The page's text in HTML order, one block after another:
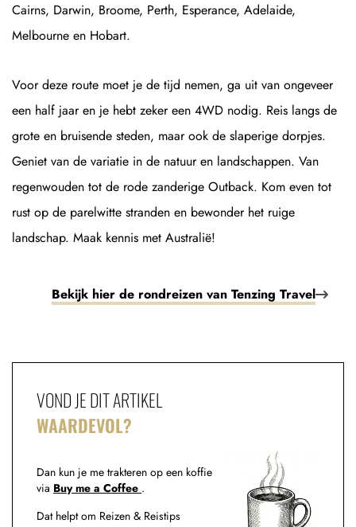
Cairns, Darwin, Broome, Perth, Esperance, Adelaide,
Melbourne en Hobart.
Voor deze route moet je de tijd nemen, ga uit van ongeveer
een half jaar en je hebt zeker een 4WD nodig. Reis langs de
grote en bruisende steden, maar ook de slaperige dorpjes.
Geniet van de variatie in de natuur en landschappen. Van
regenwouden tot de rode zanderige Outback. Kom even tot
rust op de parelwitte stranden en bewonder het ruige
landschap. Maak kennis met Australië!
Bekijk hier de rondreizen van Tenzing Travel
VOND JE DIT ARTIKEL
WAARDEVOL?
Dan kun je me trakteren op een koffie
via Buy me a Coffee .
Dat helpt om Reizen & Reistips